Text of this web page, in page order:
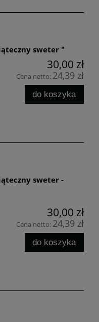
sweter "
30,00 zł
Cena netto: 24,39 zł
do koszyka
sweter -
30,00 zł
Cena netto: 24,39 zł
do koszyka